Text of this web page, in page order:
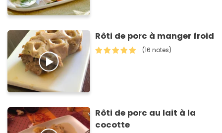
Rôti de porc à manger froid
(16 notes)
Rôti de porc au lait à la
cocotte